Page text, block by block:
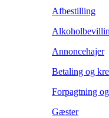
Afbestilling
Annoncehajer
Betaling og
Forpagtning
Gæster